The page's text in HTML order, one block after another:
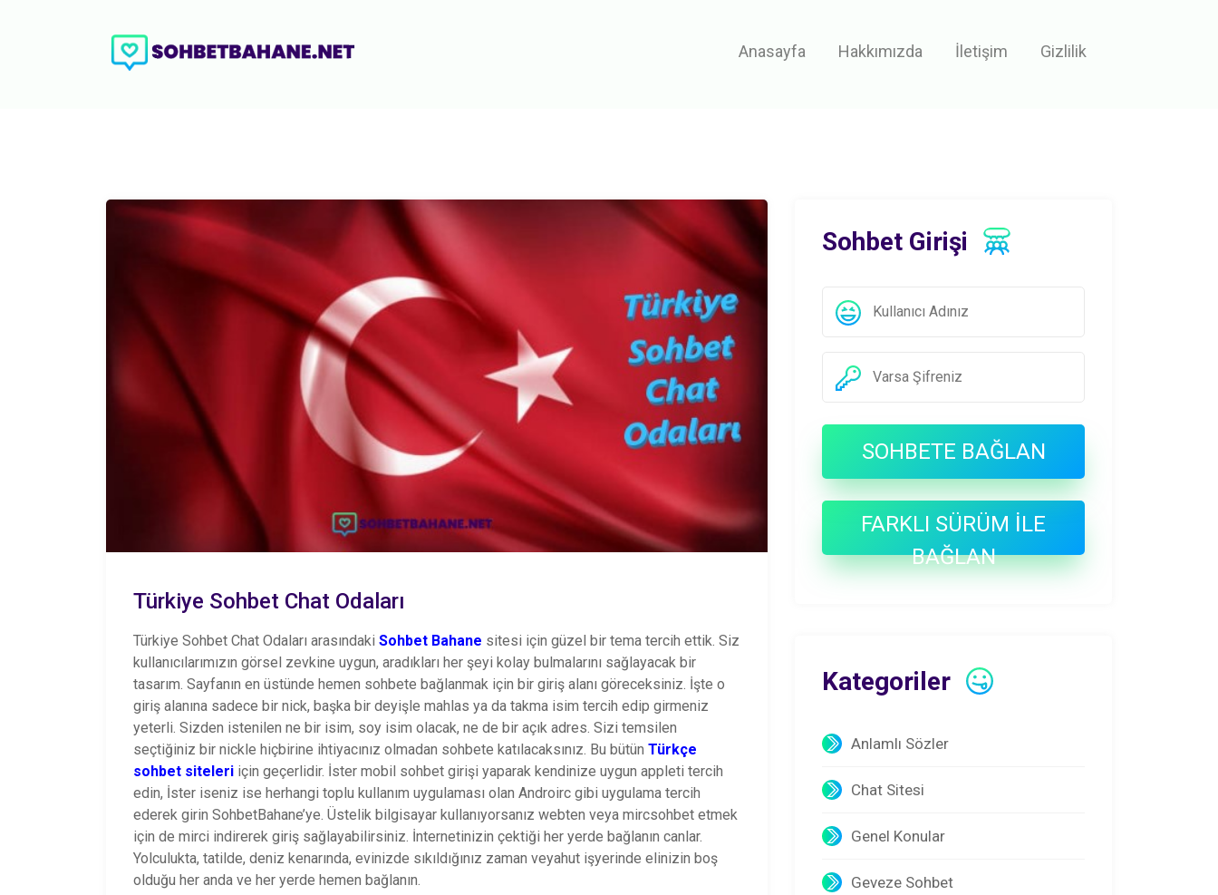
Anasayfa Hakkımızda İletişim Gizlilik
Sohbet Girişi
SOHBETE BAĞLAN
FARKLI SÜRÜM İLE
BAĞLAN
Kategoriler
Anlamlı Sözler
Chat Sitesi
Genel Konular
Geveze Sohbet
Türkiye Sohbet Chat Odaları
Türkiye Sohbet Chat Odaları arasındaki Sohbet Bahane sitesi için güzel bir tema tercih ettik. Siz
kullanıcılarımızın görsel zevkine uygun, aradıkları her şeyi kolay bulmalarını sağlayacak bir
tasarım. Sayfanın en üstünde hemen sohbete bağlanmak için bir giriş alanı göreceksiniz. İşte o
giriş alanına sadece bir nick, başka bir deyişle mahlas ya da takma isim tercih edip girmeniz
yeterli. Sizden istenilen ne bir isim, soy isim olacak, ne de bir açık adres. Sizi temsilen
seçtiğiniz bir nickle hiçbirine ihtiyacınız olmadan sohbete katılacaksınız. Bu bütün Türkçe
sohbet siteleri için geçerlidir. İster mobil sohbet girişi yaparak kendinize uygun appleti tercih
edin, İster iseniz ise herhangi toplu kullanım uygulaması olan Androirc gibi uygulama tercih
ederek girin SohbetBahane’ye. Üstelik bilgisayar kullanıyorsanız webten veya mircsohbet etmek
için de mirci indirerek giriş sağlayabilirsiniz. İnternetinizin çektiği her yerde bağlanın canlar.
Yolculukta, tatilde, deniz kenarında, evinizde sıkıldığınız zaman veyahut işyerinde elinizin boş
olduğu her anda ve her yerde hemen bağlanın.